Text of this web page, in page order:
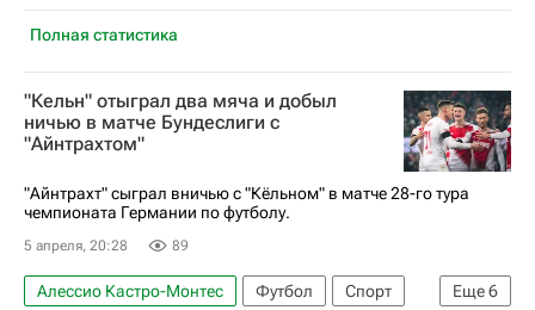
Полная статистика
"Кельн" отыграл два мяча и добыл
ничью в матче Бундеслиги с
"Айнтрахтом"
"Айнтрахт" сыграл вничью с "Кёльном" в матче 28-го тура
чемпионата Германии по футболу.
5 апреля, 20:28 89
Еще6
Алессио Кастро-Монтес Футбол
Спорт